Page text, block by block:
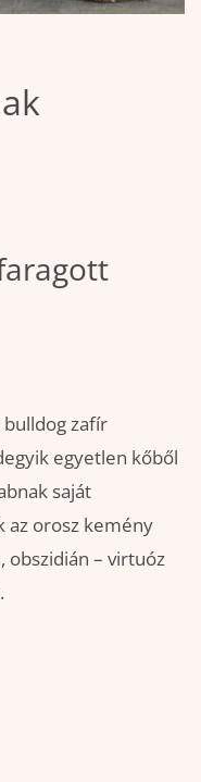
bulldog zafír
egyetlen kőből
saját
az orosz kemény
obszidián – virtuóz